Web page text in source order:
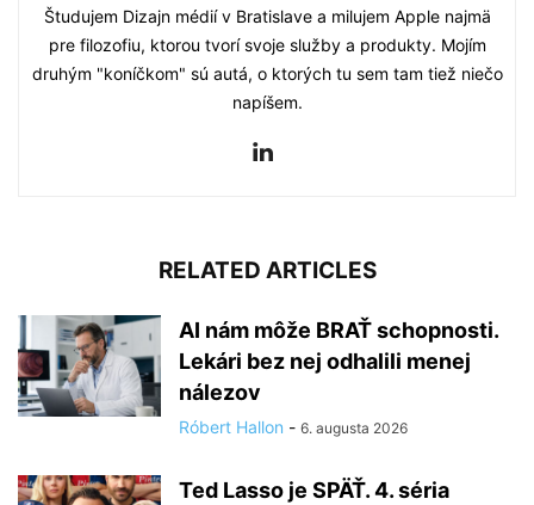
Študujem Dizajn médií v Bratislave a milujem Apple najmä
pre filozofiu, ktorou tvorí svoje služby a produkty. Mojím
druhým "koníčkom" sú autá, o ktorých tu sem tam tiež niečo
napíšem.
RELATED ARTICLES
AI nám môže BRAŤ schopnosti.
Lekári bez nej odhalili menej
nálezov
Róbert Hallon - 6. augusta 2026
Ted Lasso je SPÄŤ. 4. séria